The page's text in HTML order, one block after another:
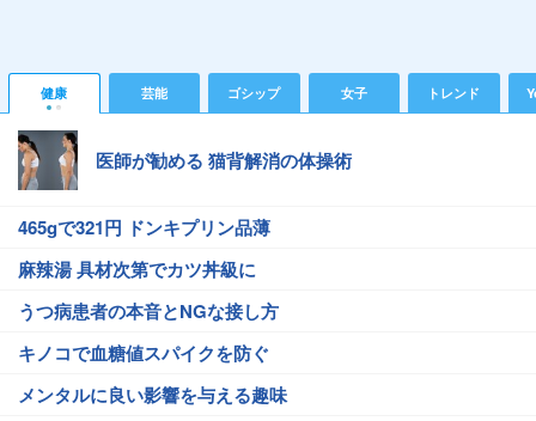
健康 芸能 ゴシップ 女子 トレンド
医師が勧める 猫背解消の体操術
465gで321円 ドンキプリン品薄
麻辣湯 具材次第でカツ丼級に
うつ病患者の本音とNGな接し方
キノコで血糖値スパイクを防ぐ
メンタルに良い影響を与える趣味